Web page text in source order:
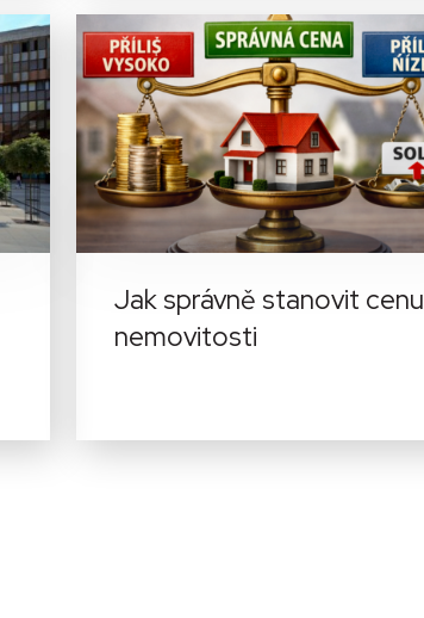
Jak správně stanovit cenu
nemovitosti